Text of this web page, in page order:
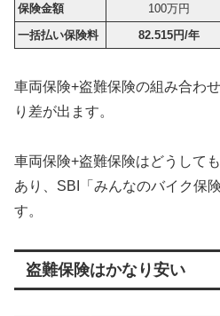
保険金額 100万円
一括払い保険料
82.515円/年
車両保険+盗難保険の組み合わ
り差が出ます。
車両保険+盗難保険はどうして
あり、SBI「みんなのバイク保
す。
盗難保険はかなり安い